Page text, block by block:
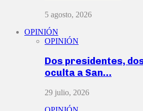
5 agosto, 2026
OPINIÓN
OPINIÓN
Dos presidentes,
oculta a San…
29 julio, 2026